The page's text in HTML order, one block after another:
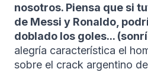
nosotros. Piensa que si
de Messi y Ronaldo,
doblado los goles...
alegría característica el
sobre el crack argentino